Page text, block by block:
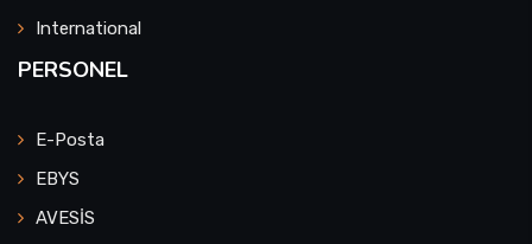
International
PERSONEL
E-Posta
EBYS
AVESİS